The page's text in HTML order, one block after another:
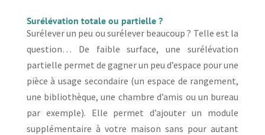
Surélévation totale ou partielle ?
Surélever un peu ou surélever beaucoup ? Telle est la
question… De faible surface, une surélévation
partielle permet de gagner un peu d’espace pour une
pièce à usage secondaire (un espace de rangement,
une bibliothèque, une chambre d’amis ou un bureau
par exemple). Elle permet d’ajouter un module
supplémentaire à votre maison sans pour autant